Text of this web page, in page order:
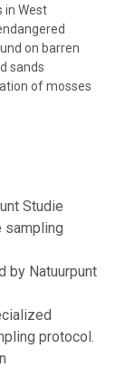
in West
on barren
sands
of mosses
Studie
sampling
by Natuurpunt
protocol.